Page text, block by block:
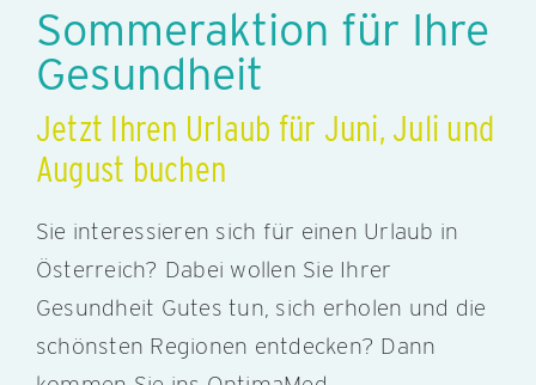
REGION
KUR/GVA
KARRIERE
KONTAKT
Sommeraktion für Ihre
Gesundheit
Jetzt Ihren Urlaub für Juni, Juli und
August buchen
Sie interessieren sich für einen Urlaub in
Österreich? Dabei wollen Sie Ihrer
Gesundheit Gutes tun, sich erholen und die
schönsten Regionen entdecken? Dann